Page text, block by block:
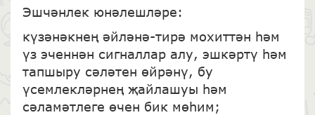
Эшчәнлек юнәлешләре:
күзәнәкнең әйләнә-тирә мохиттән һәм
үз эченнән сигналлар алу, эшкәртү һәм
тапшыру сәләтен өйрәнү, бу
үсемлекләрнең җайлашуы һәм
сәламәтлеге өчен бик мөһим;